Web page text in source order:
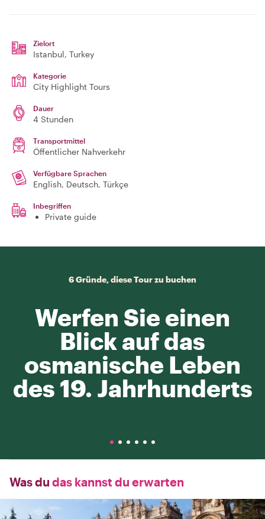
Zielort
Istanbul, Turkey
Kategorie
City Highlight Tours
Dauer
4 Stunden
Transportmittel
Öffentlicher Nahverkehr
Verfügbare Sprachen
English, Deutsch, Türkçe
Inbegriffen
Private guide
6 Gründe, diese Tour zu buchen
Werfen Sie einen
Blick auf das
osmanische Leben
des 19. Jahrhunderts
Was du das kannst du erwarten